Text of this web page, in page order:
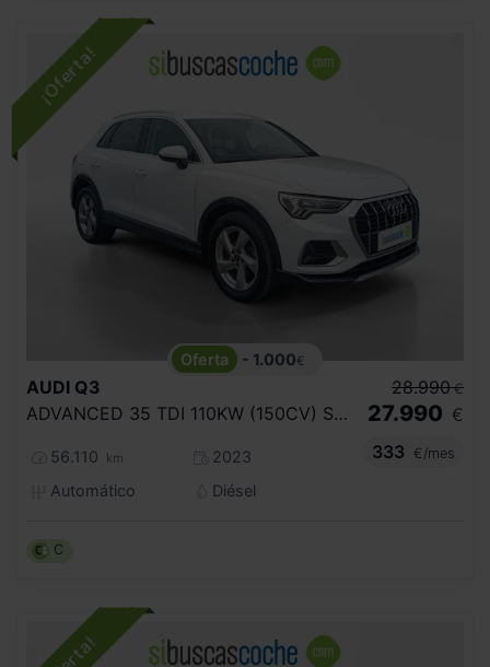
- 1.000€
AUDI Q3
ADVANCED 35 TDI 110KW (150CV) S TRONIC
56.110 km
2023
Automático
Diésel
28.990 €
27.990 €
333
€/mes
C